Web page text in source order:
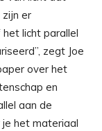
er
licht parallel
zegt Joe
over het
en
aan de
het materiaal